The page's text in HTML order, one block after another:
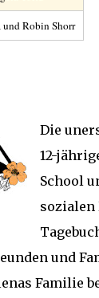
und Robin Shorr
Die
12-
School
sozialen
und
Familie